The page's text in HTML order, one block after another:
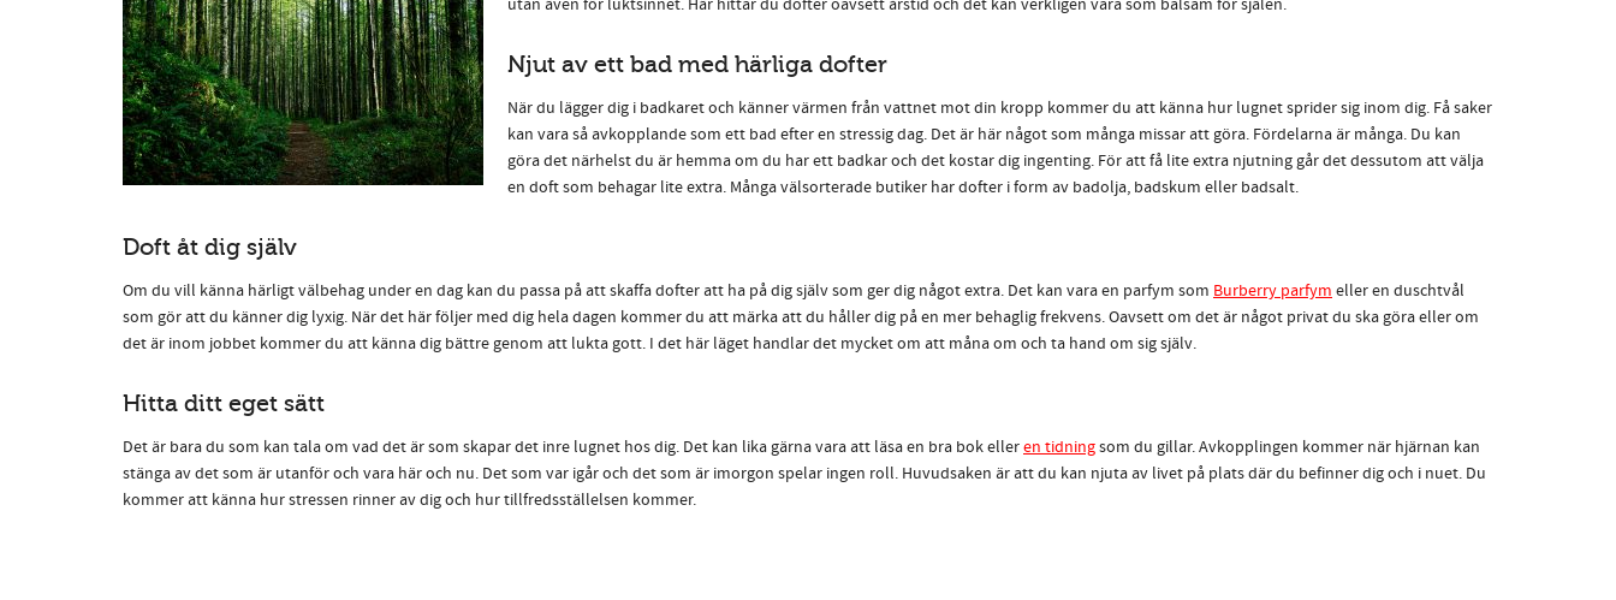
utan även för luktsinnet. Här hittar du dofter oavsett årstid och det kan verkligen vara som balsam för själen.
Njut av ett bad med härliga dofter
När du lägger dig i badkaret och känner värmen från vattnet mot din kropp kommer du att känna hur lugnet sprider sig inom dig. Få saker
kan vara så avkopplande som ett bad efter en stressig dag. Det är här något som många missar att göra. Fördelarna är många. Du kan
göra det närhelst du är hemma om du har ett badkar och det kostar dig ingenting. För att få lite extra njutning går det dessutom att välja
en doft som behagar lite extra. Många välsorterade butiker har dofter i form av badolja, badskum eller badsalt.
Doft åt dig själv
Om du vill känna härligt välbehag under en dag kan du passa på att skaffa dofter att ha på dig själv som ger dig något extra. Det kan vara en parfym som Burberry parfym eller en duschtvål
som gör att du känner dig lyxig. När det här följer med dig hela dagen kommer du att märka att du håller dig på en mer behaglig frekvens. Oavsett om det är något privat du ska göra eller om
det är inom jobbet kommer du att känna dig bättre genom att lukta gott. I det här läget handlar det mycket om att måna om och ta hand om sig själv.
Hitta ditt eget sätt
Det är bara du som kan tala om vad det är som skapar det inre lugnet hos dig. Det kan lika gärna vara att läsa en bra bok elleren tidningsom du gillar. Avkopplingen kommer när hjärnan kan
stänga av det som är utanför och vara här och nu. Det som var igår och det som är imorgon spelar ingen roll. Huvudsaken är att du kan njuta av livet på plats där du befinner dig och i nuet. Du
kommer att känna hur stressen rinner av dig och hur tillfredsställelsen kommer.